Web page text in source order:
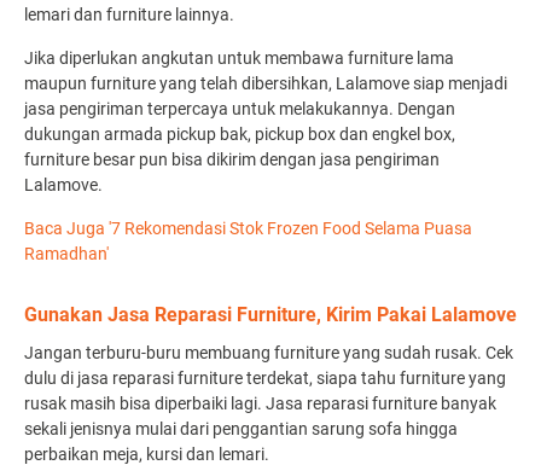
lemari dan furniture lainnya.
Jika diperlukan angkutan untuk membawa furniture lama
maupun furniture yang telah dibersihkan, Lalamove siap menjadi
jasa pengiriman terpercaya untuk melakukannya. Dengan
dukungan armada pickup bak, pickup box dan engkel box,
furniture besar pun bisa dikirim dengan jasa pengiriman
Lalamove.
Baca Juga '7 Rekomendasi Stok Frozen Food Selama Puasa
Ramadhan'
Gunakan Jasa Reparasi Furniture, Kirim Pakai Lalamove
Jangan terburu-buru membuang furniture yang sudah rusak. Cek
dulu di jasa reparasi furniture terdekat, siapa tahu furniture yang
rusak masih bisa diperbaiki lagi. Jasa reparasi furniture banyak
sekali jenisnya mulai dari penggantian sarung sofa hingga
perbaikan meja, kursi dan lemari.